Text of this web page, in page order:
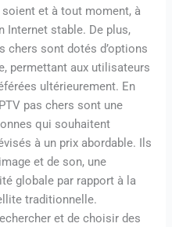
et à tout moment, à
Internet stable. De plus,
chers sont dotés d’options
permettant aux utilisateurs
ultérieurement. En
pas chers sont une
qui souhaitent
à un prix abordable. Ils
et de son, une
globale par rapport à la
traditionnelle.
et de choisir des